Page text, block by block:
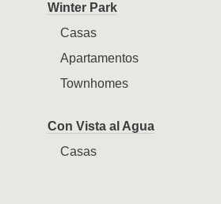
Winter Park
Casas
Apartamentos
Townhomes
Con Vista al Agua
Casas